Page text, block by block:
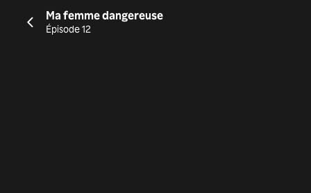
Ma femme dangereuse
Épisode 12